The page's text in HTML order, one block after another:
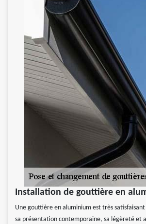
Installation de gouttière en
Une gouttière en aluminium est très
sa présentation contemporaine, sa légèreté et